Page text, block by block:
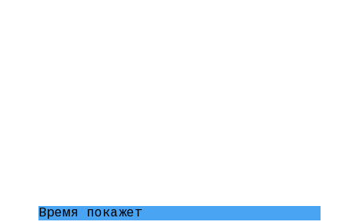
Время покажет